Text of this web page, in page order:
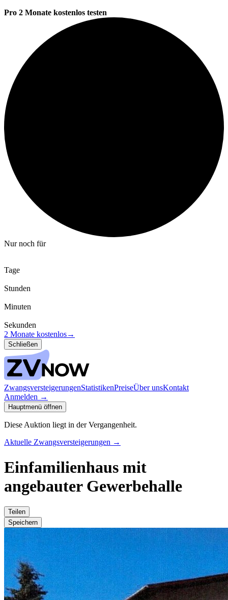
Pro 2 Monate kostenlos testen
Nur noch für
Tage
Stunden
Minuten
Sekunden
2 Monate kostenlos→
Schließen
ZwangsversteigerungenStatistikenPreiseÜber unsKontakt
Anmelden →
Hauptmenü öffnen
Diese Auktion liegt in der Vergangenheit.
Aktuelle Zwangsversteigerungen →
Einfamilienhaus mit
angebauter Gewerbehalle
Teilen
Speichern